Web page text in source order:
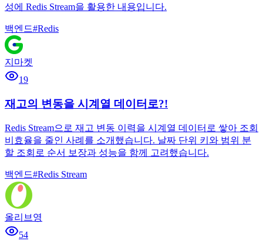
성에 Redis Stream을 활용한 내용입니다.
백엔드#Redis
지마켓
19
재고의 변동을 시계열 데이터로?!
Redis Stream으로 재고 변동 이력을 시계열 데이터로 쌓아 조회
비효율을 줄인 사례를 소개했습니다. 날짜 단위 키와 범위 분
할 조회로 순서 보장과 성능을 함께 고려했습니다.
백엔드#Redis Stream
올리브영
54